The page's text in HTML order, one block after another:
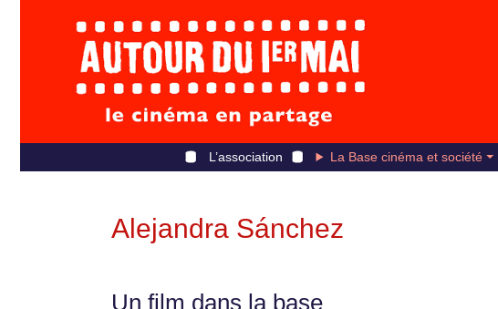
L’association La Base cinéma et société
Alejandra Sánchez
Un film dans la base